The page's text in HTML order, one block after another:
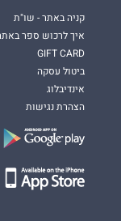
קניה באתר - שו"ת
איך לרכוש ספר
GIFT CARD
ביטול עסקה
אינדיבלוג
הצהרת נגישות